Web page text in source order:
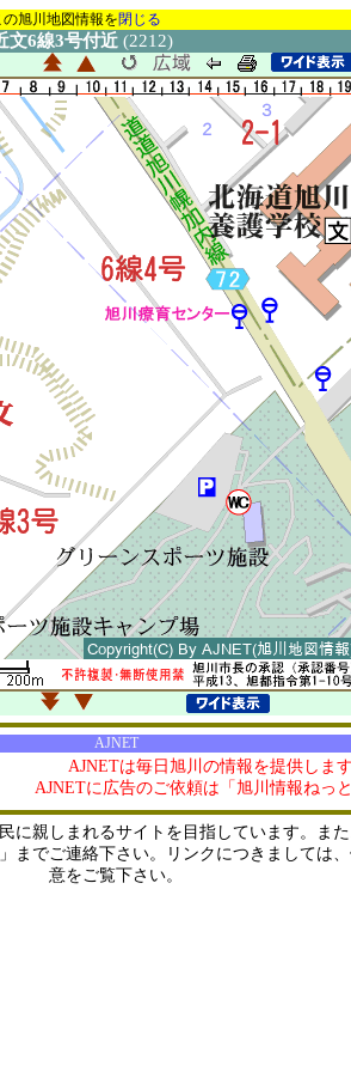
旭川地図情報を閉じる
文6線3号付近 (2212)
AJNET
AJNETは毎日旭川の情報を提供します
AJNETに広告のご依頼は「旭川情報ねっ
に親しまれるサイトを目指しています。ま
までご連絡下さい。リンクにつきましては
意をご覧下さい。